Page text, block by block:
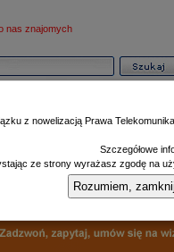
nas znajomych
Poczekalnia|
z nowelizacją Prawa
Szczegółowe
ze strony wyrażasz zgodę na
Rozumiem,